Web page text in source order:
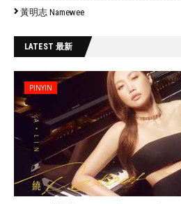
黃明志 Namewee
LATEST 最新
PINYIN